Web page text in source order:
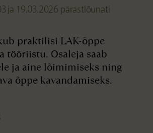
ja 19.03.2026 pärastlõunati
praktilisi LAK-õppe
tööriistu. Osaleja saab
ja aine lõimimiseks ning
õppe kavandamiseks.